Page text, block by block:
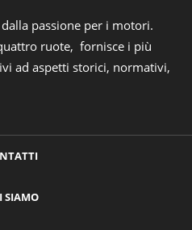
passione per i motori.
ruote, fornisce i più
ad aspetti storici, normativi,
SIAMO